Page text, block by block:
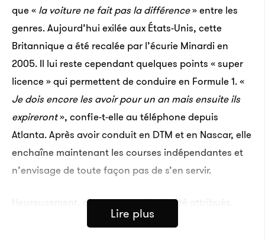
que « la voiture ne fait pas la différence» entre les
genres. Aujourd’hui exilée aux États-Unis, cette
Britannique a été recalée par l’écurie Minardi en
2005. Il lui reste cependant quelques points « super
licence » qui permettent de conduire en Formule 1. «
Je dois encore les avoir pour un an mais ensuite ils
expireront», confie-t-elle au téléphone depuis
Atlanta. Après avoir conduit en DTM et en Nascar, elle
enchaîne maintenant les courses indépendantes et
n’envisage de toute façon pas de s’en servir.
Heureusement, d’autres ont depuis été attribués.
Grâce à son sacre sur le circuit de Brands Hatch,
Lire plus